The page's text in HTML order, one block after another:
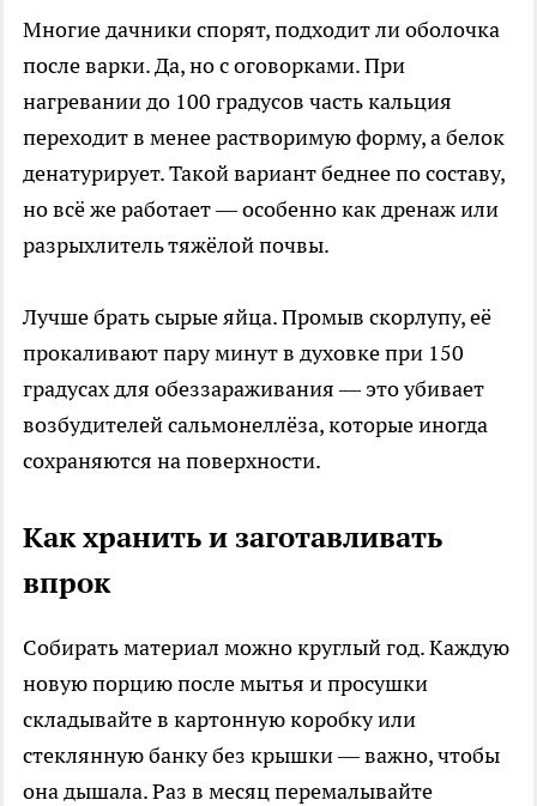
Многие дачники спорят, подходит ли оболочка
после варки. Да, но с оговорками. При
нагревании до 100 градусов часть кальция
переходит в менее растворимую форму, а белок
денатурирует. Такой вариант беднее по составу,
но всё же работает — особенно как дренаж или
разрыхлитель тяжёлой почвы.
Лучше брать сырые яйца. Промыв скорлупу, её
прокаливают пару минут в духовке при 150
градусах для обеззараживания — это убивает
возбудителей сальмонеллёза, которые иногда
сохраняются на поверхности.
Как хранить и заготавливать
впрок
Собирать материал можно круглый год. Каждую
новую порцию после мытья и просушки
складывайте в картонную коробку или
стеклянную банку без крышки — важно, чтобы
она дышала. Раз в месяц перемалывайте